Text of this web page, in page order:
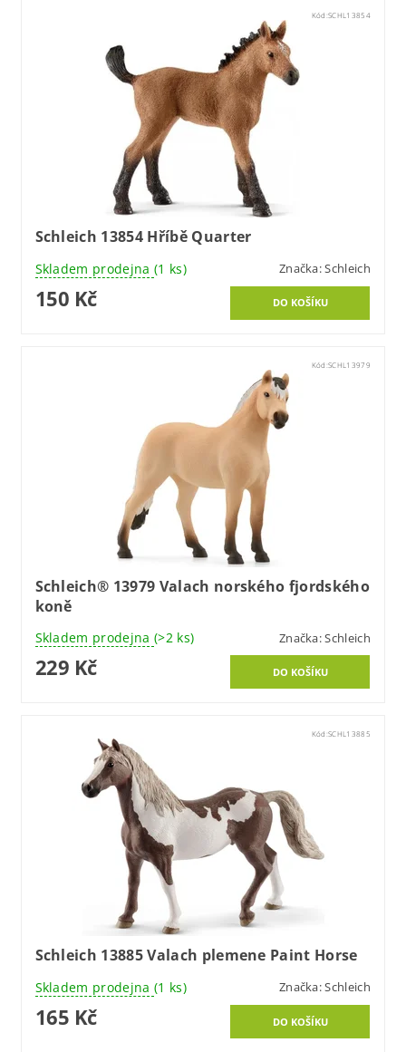
Kód:SCHL13854
Schleich 13854 Hříbě Quarter
Skladem prodejna (1 ks) Značka:Schleich
150 Kč
Kód:SCHL13979
Schleich® 13979 Valach norského fjordského
koně
Skladem prodejna (>2 ks) Značka:Schleich
229 Kč
Kód:SCHL13885
Schleich 13885 Valach plemene Paint Horse
Skladem prodejna (1 ks) Značka:Schleich
165 Kč